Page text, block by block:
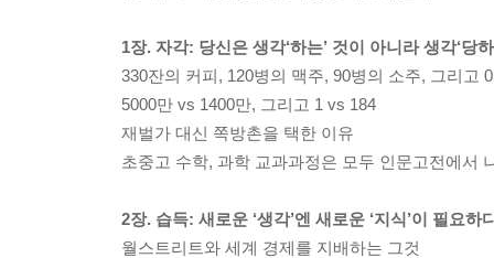
1장. 자각: 당신은 생각‘하는’ 것이 아니라 생각‘당
330잔의 커피, 120병의 맥주, 90병의 소주, 그리고
5000만 vs 1400만, 그리고 1 vs 184
재벌가 대신 쪽방촌을 택한 이유
초중고 수학, 과학 교과과정은 모두 인문고전에서
2장. 습득: 새로운 ‘생각’엔 새로운 ‘지식’이 필요하
월스트리트와 세계 경제를 지배하는 그것